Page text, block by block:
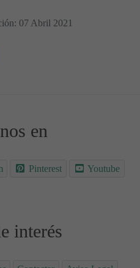
07 Abril 2021
de repetición. Preguntas
¿Puedo quedarme embarazada si
en
Pinterest Youtube
interés